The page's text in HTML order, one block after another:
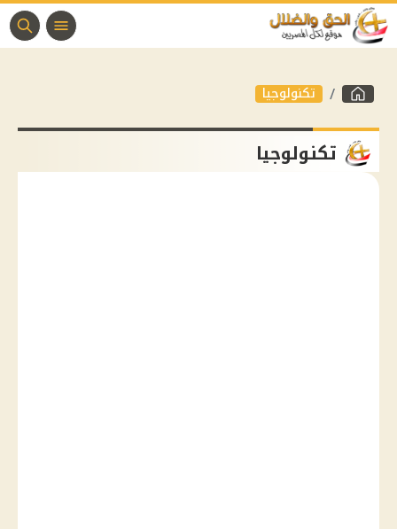
تكنولوجيا
تكنولوجيا